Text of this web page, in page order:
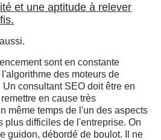
et une aptitude à relever
sont en constante
des moteurs de
consultant SEO doit être en
en cause très
même temps de l'un des aspects
plus difficiles de l'entreprise. On
guidon, débordé de boulot. Il ne